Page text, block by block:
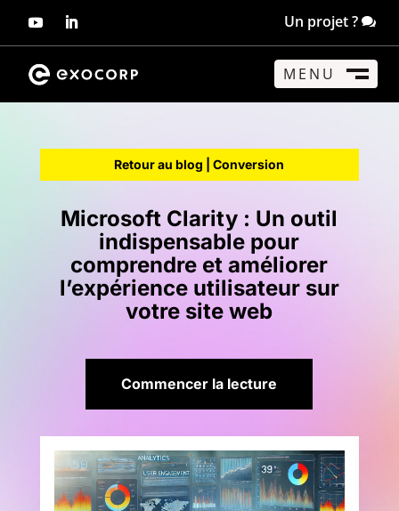
Un projet ?
MENU
FERMER
Retour au blog |Conversion
Microsoft Clarity : Un outil
indispensable pour
comprendre et améliorer
l’expérience utilisateur sur
votre site web
Commencer la lecture